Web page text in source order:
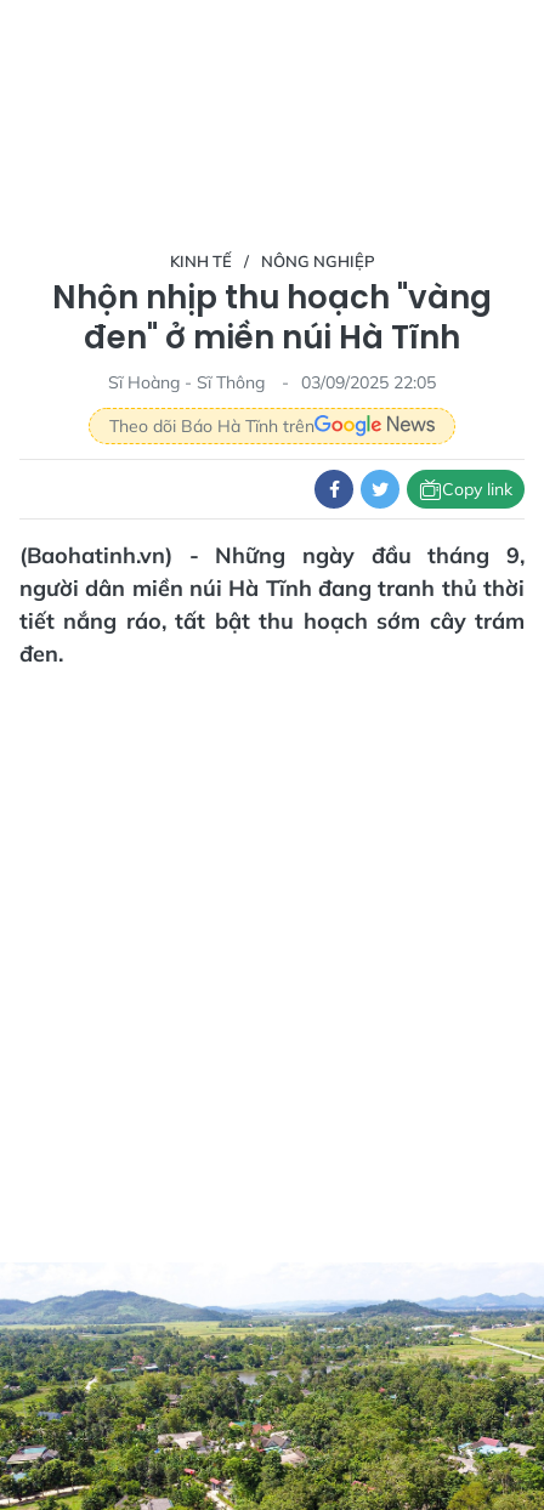
KINH TẾ NÔNG NGHIỆP
Nhộn nhịp thu hoạch "vàng
đen" ở miền núi Hà Tĩnh
Sĩ Hoàng - Sĩ Thông
03/09/2025 22:05
Theo dõi Báo Hà Tĩnh trên
Copy link
(Baohatinh.vn) - Những ngày đầu tháng 9,
người dân miền núi Hà Tĩnh đang tranh thủ thời
tiết nắng ráo, tất bật thu hoạch sớm cây trám
đen.